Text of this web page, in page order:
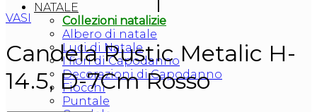
NATALE
Collezioni natalizie
Albero di natale
Luci di Natale
I fiori di Capodanno
Decorazioni di Capodanno
Fiocchi
Puntale
VASI
Candela Rustic Metalic H-
14.5, D-7Cm Rosso